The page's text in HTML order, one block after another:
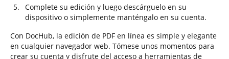
Complete su edición y luego descárguelo en su
dispositivo o simplemente manténgalo en su cuenta.
Con DocHub, la edición de PDF en línea es simple y elegante
en cualquier navegador web. Tómese unos momentos para
crear su cuenta y disfrute del acceso a herramientas de